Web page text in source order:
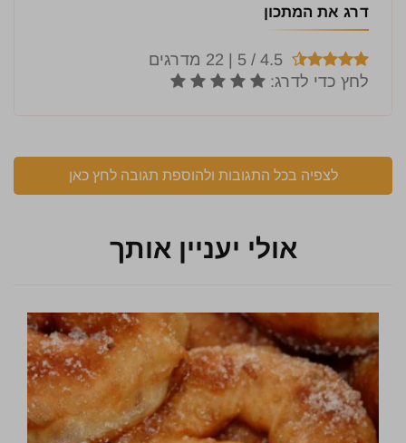
דרג את המתכון
לצפיה בכל התגובות ולהוספת תגובה לחץ כאן
אולי יעניין אותך